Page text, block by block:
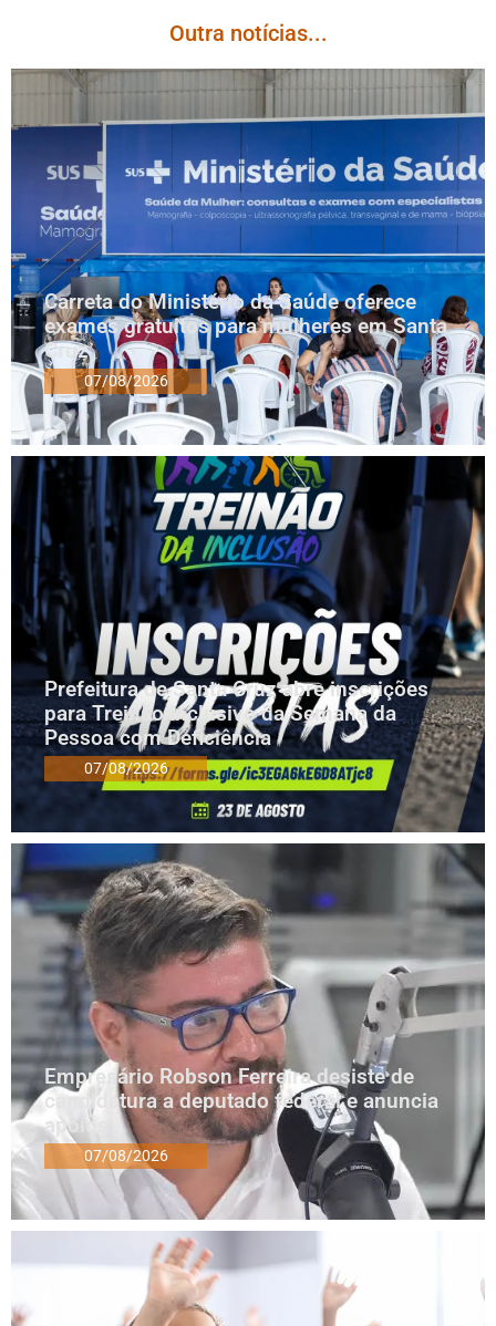
Outra notícias...
Carreta do Ministério da Saúde oferece
exames gratuitos para mulheres em Santa
Cruz
07/08/2026
Prefeitura de Santa Cruz abre inscrições
para Treinão Inclusivo da Semana da
Pessoa com Deficiência
07/08/2026
Empresário Robson Ferreira desiste de
candidatura a deputado federal e anuncia
apoios
07/08/2026